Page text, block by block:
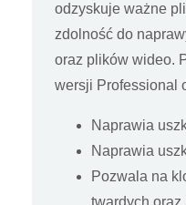
odzyskuje ważne
zdolność do
oraz plików wideo.
wersji Professional
Naprawia
Naprawia
Pozwala na